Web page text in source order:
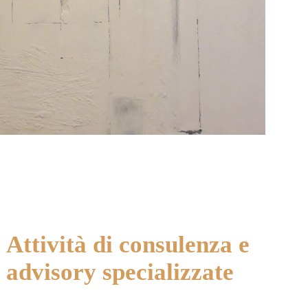
Attività di consulenza e
advisory specializzate